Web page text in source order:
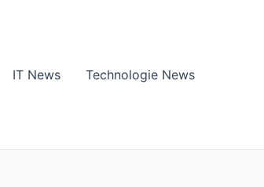
IT News Technologie News